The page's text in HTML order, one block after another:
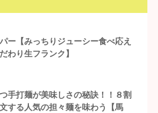
ー【みっちりジューシー食べ応え
わり生フランク】
手打麺が美味しさの秘訣！！８割
する人気の担々麺を味わう【馬